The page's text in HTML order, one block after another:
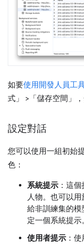
如要使用開發人員工
式」
>「儲存空間」
設定對話
您可以使用一組初始
色：
系統提示 ：這
人物。也可以
給非訓練集的
定一個系統提示。
使用者提示 ：